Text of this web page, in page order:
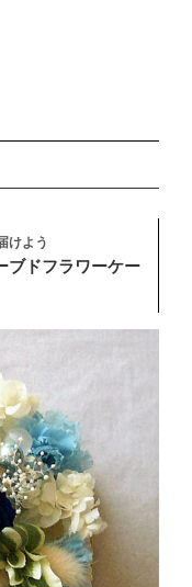
けよう
ブドフラワーケー